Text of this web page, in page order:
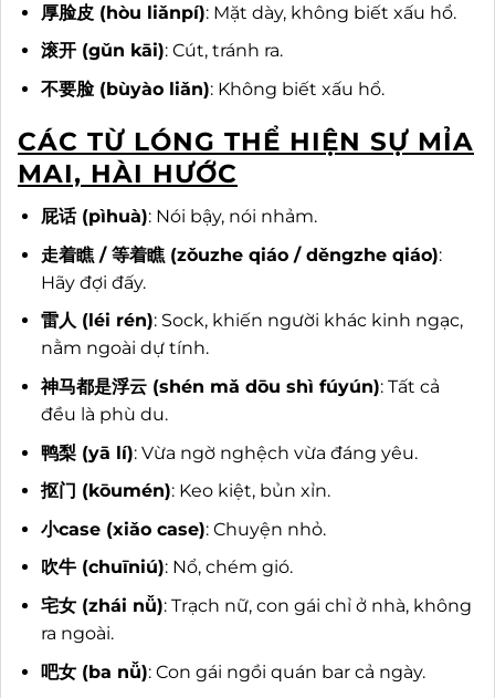
厚脸皮 (hòu liǎnpí): Mặt dày, không biết xấu hổ.
滚开 (gǔn kāi): Cút, tránh ra.
不要脸 (bùyào liǎn): Không biết xấu hổ.
CÁC TỪ LÓNG THỂ HIỆN SỰ MỈA
MAI, HÀI HƯỚC
屁话 (pìhuà): Nói bậy, nói nhảm.
走着瞧 / 等着瞧 (zǒuzhe qiáo / děngzhe qiáo):
Hãy đợi đấy.
雷人 (léi rén): Sock, khiến người khác kinh ngạc,
nằm ngoài dự tính.
神马都是浮云 (shén mǎ dōu shì fúyún): Tất cả
đều là phù du.
鸭梨 (yā lí): Vừa ngờ nghệch vừa đáng yêu.
抠门 (kōumén): Keo kiệt, bủn xỉn.
小case (xiǎo case): Chuyện nhỏ.
吹牛 (chuīniú): Nổ, chém gió.
宅女 (zhái nǚ): Trạch nữ, con gái chỉ ở nhà, không
ra ngoài.
吧女 (ba nǚ): Con gái ngồi quán bar cả ngày.